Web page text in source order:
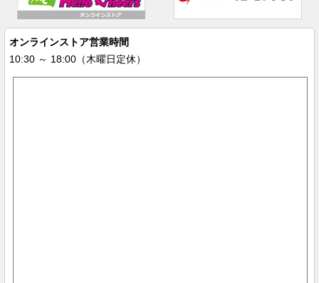
オンラインストア営業時間
10:30 ～ 18:00（木曜日定休）